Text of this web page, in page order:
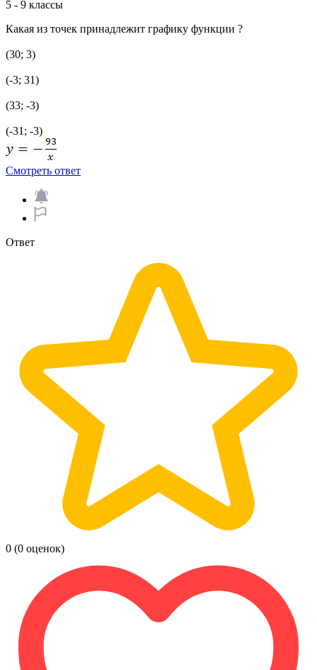
5 - 9 классы
Какая из точек принадлежит графику функции ?
(30; 3)
(-3; 31)
(33; -3)
(-31; -3)
Смотреть ответ
Ответ
0 (0 оценок)